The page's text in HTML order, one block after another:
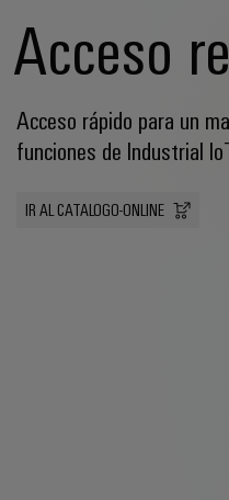
Acceso
Acceso rápido para un
funciones de Industrial
IR AL CATALOGO-ONLINE